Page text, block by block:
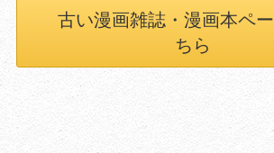
古い漫画雑誌・漫画本ペ
ちら